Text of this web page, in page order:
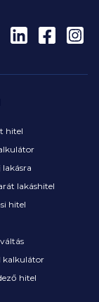
tudnak pénzt
hitel
lakásra
lakáshitel
hitel
kalkulátor
hitel